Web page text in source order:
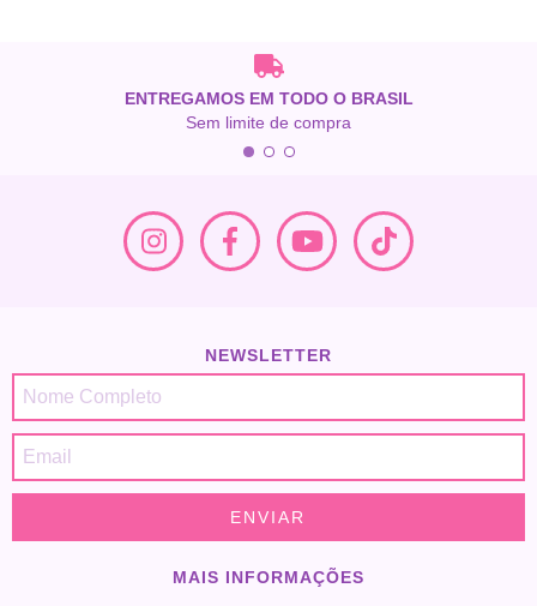
ENTREGAMOS EM TODO O BRASIL
Sem limite de compra
NEWSLETTER
MAIS INFORMAÇÕES